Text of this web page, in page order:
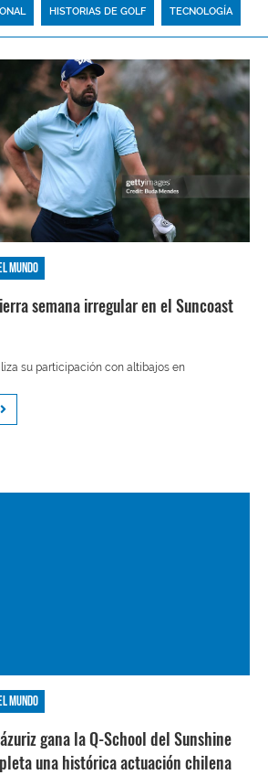
HISTORIAS DE GOLF TECNOLOGÍA
mundo
semana irregular en el Suncoast
su participación con altibajos en
mundo
gana la Q-School del Sunshine
una histórica actuación chilena